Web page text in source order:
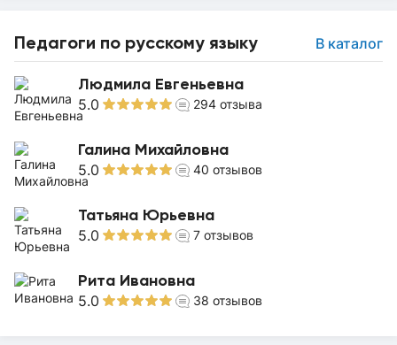
Педагоги по русскому языку В каталог
Людмила Евгеньевна
5.0 294 отзыва
Галина Михайловна
5.0 40 отзывов
Татьяна Юрьевна
5.0 7 отзывов
Рита Ивановна
5.0 38 отзывов